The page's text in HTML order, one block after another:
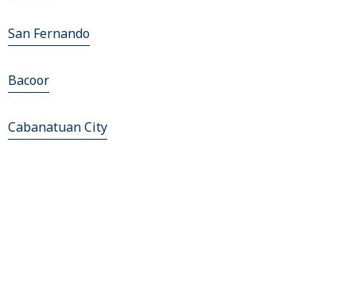
San Fernando
Bacoor
Cabanatuan City